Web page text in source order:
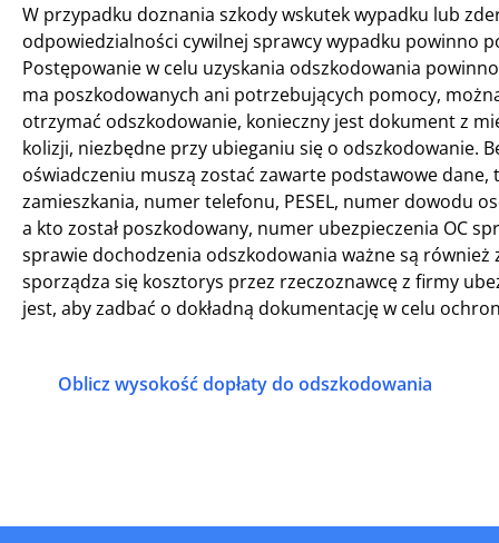
W przypadku doznania szkody wskutek wypadku lub
odpowiedzialności cywilnej sprawcy wypadku powinno
Postępowanie w celu uzyskania odszkodowania
ma poszkodowanych ani potrzebujących pomocy,
otrzymać odszkodowanie, konieczny jest dokument z
kolizji, niezbędne przy ubieganiu się o odszkodowanie.
oświadczeniu muszą zostać zawarte podstawowe
zamieszkania, numer telefonu, PESEL, numer dowodu
a kto został poszkodowany, numer ubezpieczenia OC
sprawie dochodzenia odszkodowania ważne są
sporządza się kosztorys przez rzeczoznawcę z firmy
jest, aby zadbać o dokładną dokumentację w celu
Oblicz wysokość dopłaty do odszkodowania